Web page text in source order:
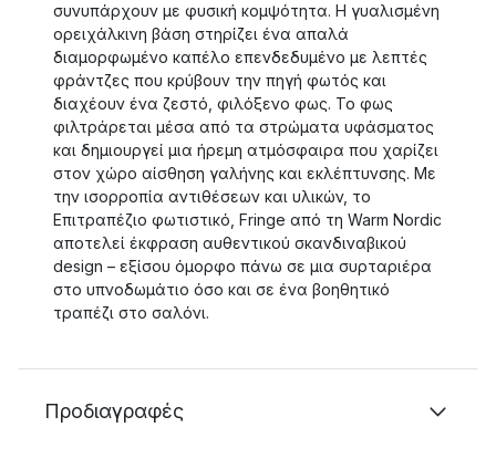
συνυπάρχουν με φυσική κομψότητα. Η γυαλισμένη
ορειχάλκινη βάση στηρίζει ένα απαλά
διαμορφωμένο καπέλο επενδεδυμένο με λεπτές
φράντζες που κρύβουν την πηγή φωτός και
διαχέουν ένα ζεστό, φιλόξενο φως. Το φως
φιλτράρεται μέσα από τα στρώματα υφάσματος
και δημιουργεί μια ήρεμη ατμόσφαιρα που χαρίζει
στον χώρο αίσθηση γαλήνης και εκλέπτυνσης. Με
την ισορροπία αντιθέσεων και υλικών, το
Επιτραπέζιο φωτιστικό, Fringe από τη Warm Nordic
αποτελεί έκφραση αυθεντικού σκανδιναβικού
design – εξίσου όμορφο πάνω σε μια συρταριέρα
στο υπνοδωμάτιο όσο και σε ένα βοηθητικό
τραπέζι στο σαλόνι.
Προδιαγραφές